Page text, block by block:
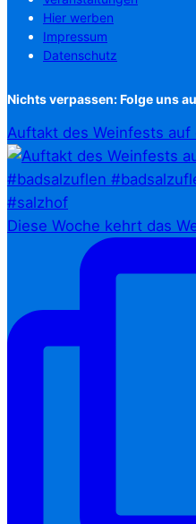
Hier werben
Impressum
Datenschutz
Nichts verpassen: Folge uns
Auftakt des Weinfests auf
Diese Woche kehrt das